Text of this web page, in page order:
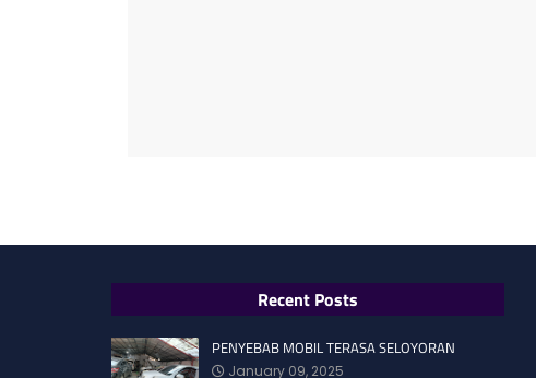
Recent Posts
PENYEBAB MOBIL TERASA SELOYORAN
January 09, 2025